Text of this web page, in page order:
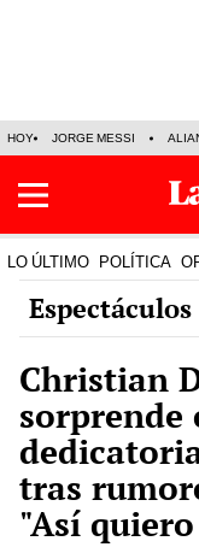
HOY JORGE MESSI
LO ÚLTIMO POLÍTICA
Espectáculos
Christian
sorprende
tras
"Así